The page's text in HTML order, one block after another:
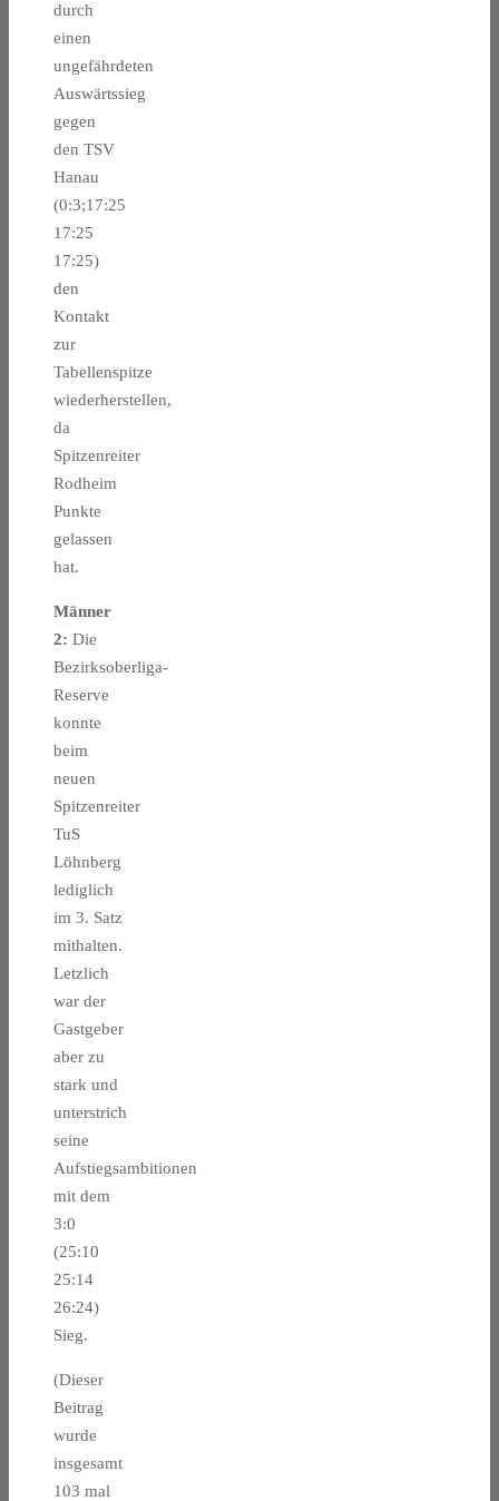
durch
einen
ungefährdeten
Auswärtssieg
gegen
den TSV
Hanau
(0:3;17:25
17:25
17:25)
den
Kontakt
zur
Tabellenspitze
wiederherstellen,
da
Spitzenreiter
Rodheim
Punkte
gelassen
hat.
Männer
2: Die
Bezirksoberliga-
Reserve
konnte
beim
neuen
Spitzenreiter
TuS
Löhnberg
lediglich
im 3. Satz
mithalten.
Letzlich
war der
Gastgeber
aber zu
stark und
unterstrich
seine
Aufstiegsambitionen
mit dem
3:0
(25:10
25:14
26:24)
Sieg.
(Dieser
Beitrag
wurde
insgesamt
103 mal